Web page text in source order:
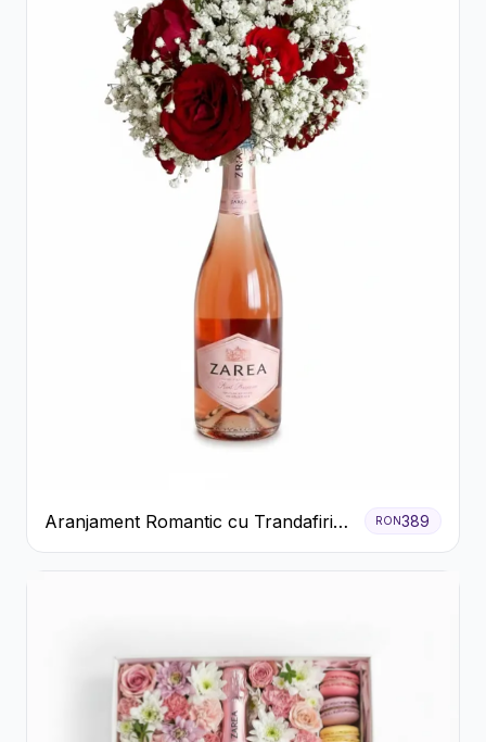
Aranjament Romantic cu Trandafiri
Roșii și Șampanie rose
RON389